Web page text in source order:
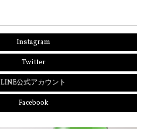
Instagram
Twitter
LINE公式アカウント
Facebook